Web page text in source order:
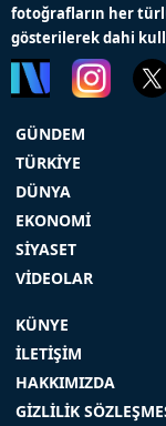
fotoğrafların her
gösterilerek dahi
GÜNDEM
TÜRKİYE
DÜNYA
EKONOMİ
SİYASET
VİDEOLAR
KÜNYE
İLETİŞİM
HAKKIMIZDA
GİZLİLİK